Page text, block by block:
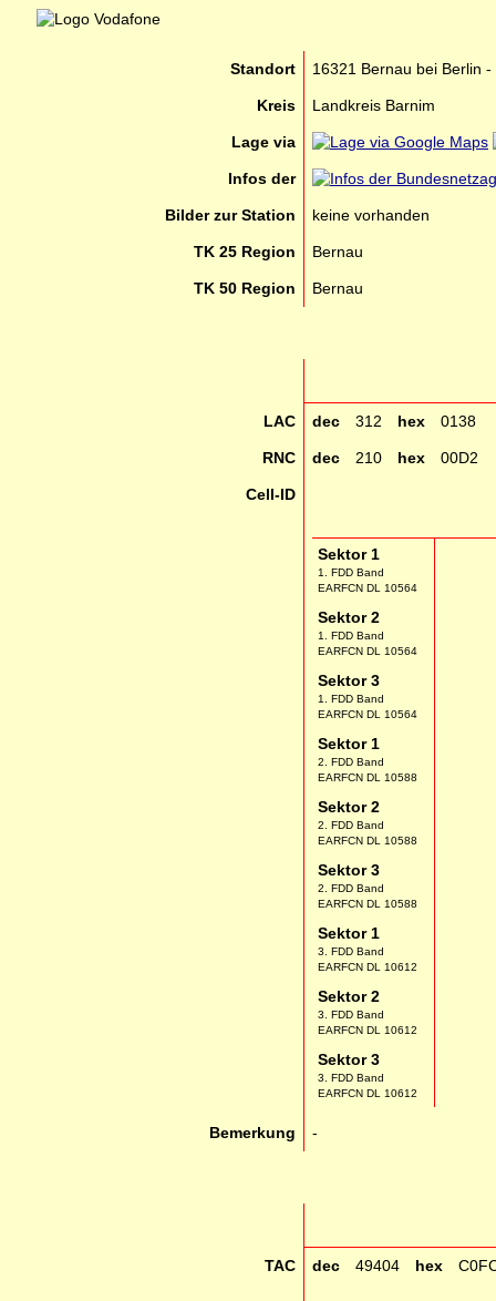
Standort 16321 Bernau bei Berlin
Kreis Landkreis Barnim
Lage via
Infos der
Bilder zur Station keine vorhanden
TK 25 Region Bernau
TK 50 Region Bernau
LAC dec 312 hex 0138
RNC dec 210 hex 00D2
Cell-ID
Sektor 1
1. FDD Band
EARFCN DL 10564
Sektor 2
1. FDD Band
EARFCN DL 10564
Sektor 3
1. FDD Band
EARFCN DL 10564
Sektor 1
2. FDD Band
EARFCN DL 10588
Sektor 2
2. FDD Band
EARFCN DL 10588
Sektor 3
2. FDD Band
EARFCN DL 10588
Sektor 1
3. FDD Band
EARFCN DL 10612
Sektor 2
3. FDD Band
EARFCN DL 10612
Sektor 3
3. FDD Band
EARFCN DL 10612
Bemerkung -
TAC dec 49404 hex